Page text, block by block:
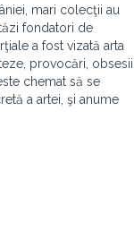
mari colecţii au
fondatori de
a fost vizată arta
provocări, obsesii
chemat să se
a artei, şi anume